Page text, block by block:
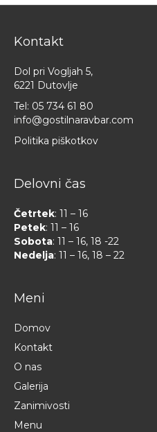
Kontakt
Dol pri Vogljah 5,
6221 Dutovlje
Tel: 05 734 61 80
info@gostilnaravbar.com
Politika piškotkov
Delovni čas
Četrtek: 11 – 16
Petek: 11 – 16
Sobota: 11 – 16, 18 -22
Nedelja: 11 – 16, 18 – 22
Meni
Domov
Kontakt
O nas
Galerija
Zanimivosti
Menu